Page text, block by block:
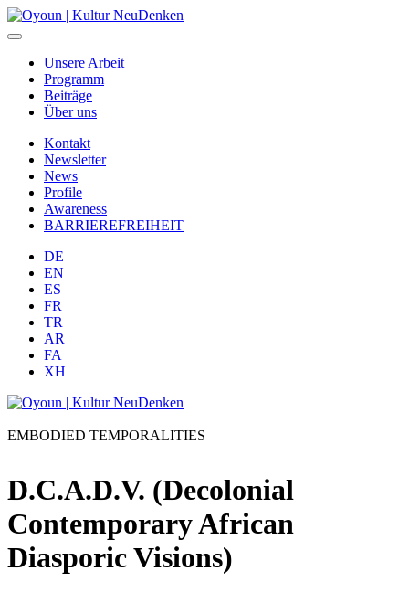
Unsere Arbeit
Programm
Beiträge
Über uns
Kontakt
Newsletter
News
Profile
Awareness
BARRIEREFREIHEIT
DE
EN
ES
FR
TR
AR
FA
XH
EMBODIED TEMPORALITIES
D.C.A.D.V. (Decolonial
Contemporary African
Diasporic Visions)